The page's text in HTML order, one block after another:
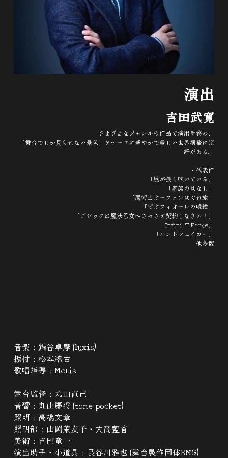
演出
吉田武寛
さまざまなジャンルの作品で演出を務め、
「舞台でしか見られない景色」をテーマに華やかで美しい世界構築に定
評がある。
・代表作
「風が強く吹いている」
「家族のはなし」
「魔術士オーフェンはぐれ旅」
「ピオフィオーレの晩鐘」
「ゴシックは魔法乙女～さっさと契約しなさい！」
「Infini-T Force」
「ハンドシェイカー」
他多数
音楽：鍋谷卓摩(luxis)
振付：松本稽古
歌唱指導：Metis
舞台監督：丸山直己
音響：丸山慶将(tone pocket)
照明：高橋文章
照明部：山岡茉友子・大高藍香
美術：吉田竜一
演出助手・小道具：長谷川雅也(舞台製作団体BMG)